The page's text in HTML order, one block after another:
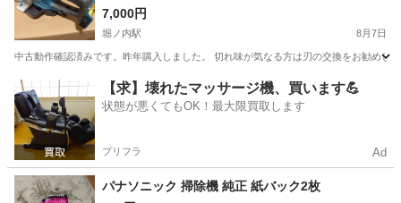
7,000円
堀ノ内駅 8月7日
中古動作確認済みです。昨年購入しました。 切れ味が気なる方は刃の交換をお勧めし
神奈川 横須賀市 堀ノ内駅 生活家電
【求】壊れたマッサージ機、買います💪
状態が悪くてもOK！最大限買取します
プリフラ Ad
パナソニック 掃除機 純正 紙バック2枚